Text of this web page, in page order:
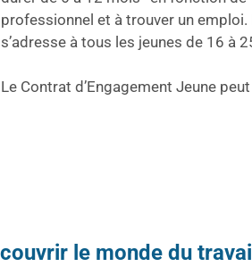
professionnel et à trouver un emploi.
s’adresse à tous les jeunes de 16 à
Le Contrat d’Engagement Jeune
le monde du